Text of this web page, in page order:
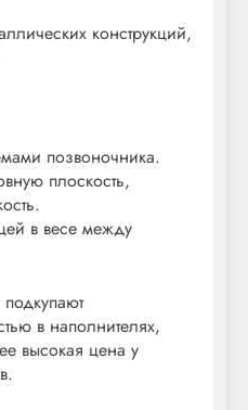
конструкций,
позвоночника.
плоскость,
в весе между
в наполнителях,
высокая цена у